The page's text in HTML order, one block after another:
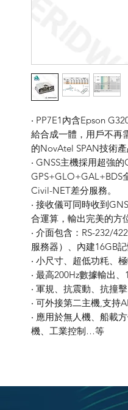
‧ PP7E1內含Epson
給合成一體，用戶不再
的NovAtel SPAN技術產
‧ GNSS主機採用超強
GPS+GLO+GAL+BDS
Civil-NET差分服務。
‧ 接收儀可同時收到
合運算，輸出完美的方
‧ 介面包含：RS-232/
服務器）、內建16GB
‧ 小尺寸、超低功粍、
‧ 最高200Hz數據輸出
‧ 軍規、抗震動、抗撞
‧ 可外接第二主機,支持
‧ 應用於無人機、船載
機、工業控制…等